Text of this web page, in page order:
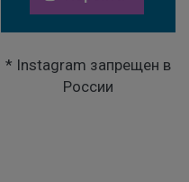
* Instagram запрещен в
России